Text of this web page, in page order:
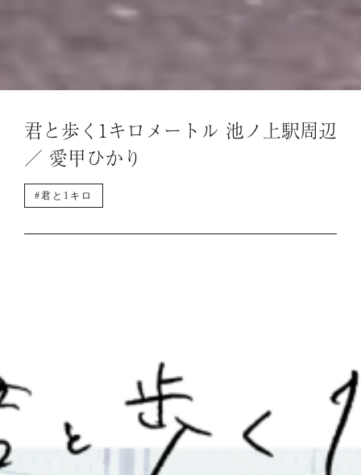
君と歩く1キロメートル 池ノ上駅周辺
／ 愛甲ひかり
#君と1キロ